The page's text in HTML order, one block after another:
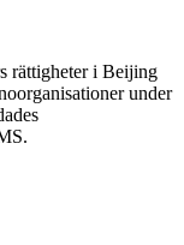
rättigheter i Beijing
under